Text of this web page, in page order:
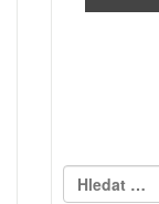
Vyhledávání